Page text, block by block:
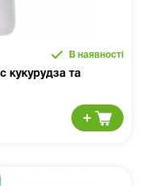
В наявності
кукурудза та